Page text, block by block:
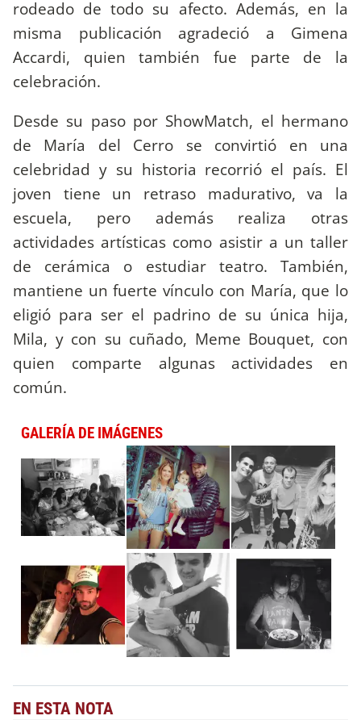
rodeado de todo su afecto. Además, en la
misma publicación agradeció a Gimena
Accardi, quien también fue parte de la
celebración.
Desde su paso por ShowMatch, el hermano
de María del Cerro se convirtió en una
celebridad y su historia recorrió el país. El
joven tiene un retraso madurativo, va la
escuela, pero además realiza otras
actividades artísticas como asistir a un taller
de cerámica o estudiar teatro. También,
mantiene un fuerte vínculo con María, que lo
eligió para ser el padrino de su única hija,
Mila, y con su cuñado, Meme Bouquet, con
quien comparte algunas actividades en
común.
GALERÍA DE IMÁGENES
EN ESTA NOTA